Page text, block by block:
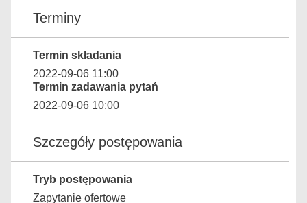
Terminy
Termin składania
2022-09-06 11:00
Termin zadawania pytań
2022-09-06 10:00
Szczegóły postępowania
Tryb postępowania
Zapytanie ofertowe